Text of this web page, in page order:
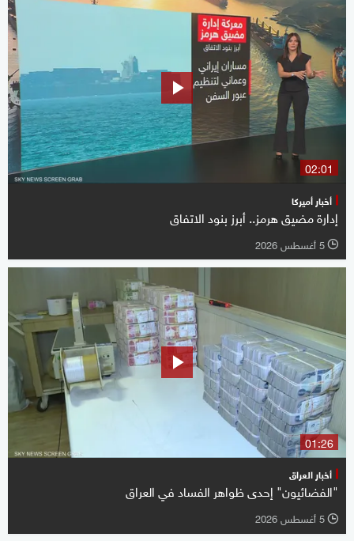
02:01
أخبار أميركا
إدارة مضيق هرمز.. أبرز بنود الاتفاق
l 5 أغسطس 2026
01:26
أخبار العراق
"الفضائيون" إحدى ظواهر الفساد في العراق
l 5 أغسطس 2026